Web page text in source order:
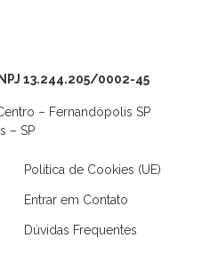
13.244.205/0002-45
– Fernandópolis SP
– SP
Política de Cookies (UE)
Entrar em Contato
Dúvidas Frequentes